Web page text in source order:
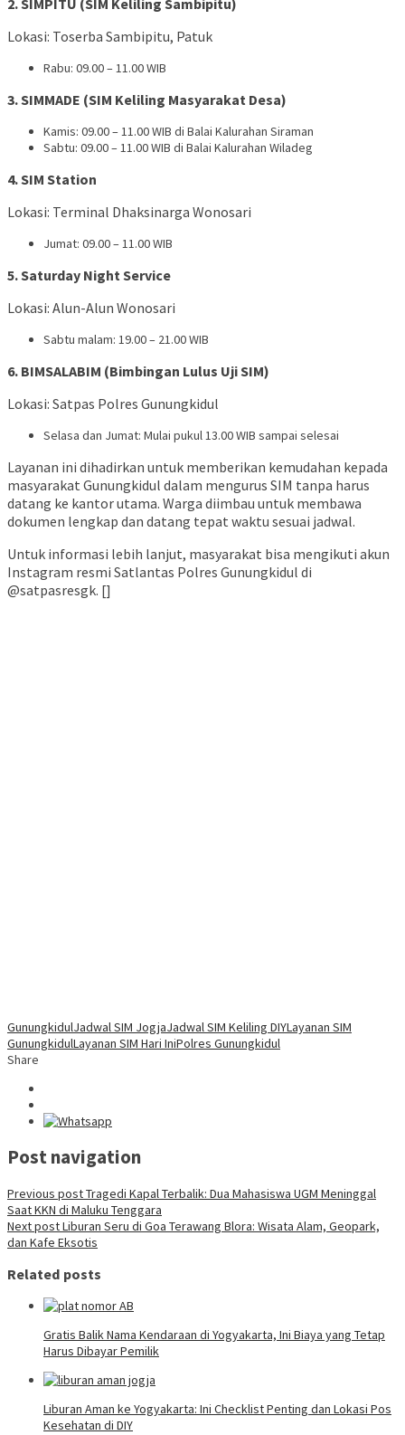
Lokasi: Toserba Sambipitu, Patuk
Rabu: 09.00 – 11.00 WIB
3. SIMMADE (SIM Keliling Masyarakat Desa)
Kamis: 09.00 – 11.00 WIB di Balai Kalurahan Siraman
Sabtu: 09.00 – 11.00 WIB di Balai Kalurahan Wiladeg
4. SIM Station
Lokasi: Terminal Dhaksinarga Wonosari
Jumat: 09.00 – 11.00 WIB
5. Saturday Night Service
Lokasi: Alun-Alun Wonosari
Sabtu malam: 19.00 – 21.00 WIB
6. BIMSALABIM (Bimbingan Lulus Uji SIM)
Lokasi: Satpas Polres Gunungkidul
Selasa dan Jumat: Mulai pukul 13.00 WIB sampai selesai
Layanan ini dihadirkan untuk memberikan kemudahan kepada
masyarakat Gunungkidul dalam mengurus SIM tanpa harus
datang ke kantor utama. Warga diimbau untuk membawa
dokumen lengkap dan datang tepat waktu sesuai jadwal.
Untuk informasi lebih lanjut, masyarakat bisa mengikuti akun
Instagram resmi Satlantas Polres Gunungkidul di
@satpasresgk. []
GunungkidulJadwal SIM JogjaJadwal SIM Keliling DIYLayanan SIM
GunungkidulLayanan SIM Hari IniPolres Gunungkidul
Share
Post navigation
Previous postTragedi Kapal Terbalik: Dua Mahasiswa UGM Meninggal
Saat KKN di Maluku Tenggara
Next postLiburan Seru di Goa Terawang Blora: Wisata Alam, Geopark,
dan Kafe Eksotis
Related posts
Gratis Balik Nama Kendaraan di Yogyakarta, Ini Biaya yang Tetap
Harus Dibayar Pemilik
Liburan Aman ke Yogyakarta: Ini Checklist Penting dan Lokasi Pos
Kesehatan di DIY